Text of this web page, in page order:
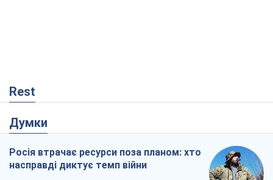
Rest
Думки
Росія втрачає ресурси поза планом: хто
насправді диктує темп війни